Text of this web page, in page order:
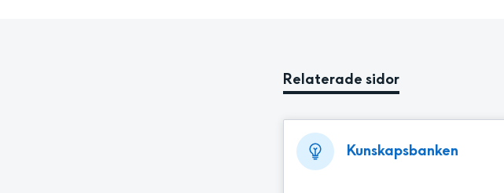
Relaterade sidor
Kunskapsbanken